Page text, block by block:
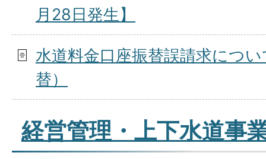
月28日発生】
水道料金口座振替誤請求につ
替）
経営管理・上下水道事